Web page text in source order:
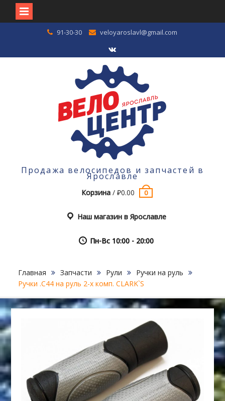
91-30-30 veloyaroslavl@gmail.com
VK
Продажа велосипедов и запчастей в
Ярославле
Корзина /₽0.00 0
Наш магазин в Ярославле
Пн-Вс 10:00 - 20:00
Главная Запчасти Рули
Ручки на руль
Ручки .С44 на руль 2-х комп. CLARK`S